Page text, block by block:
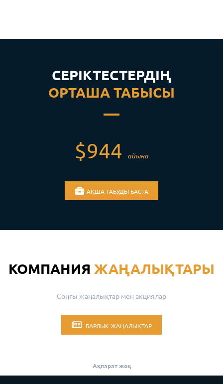
СЕРІКТЕСТЕРДІҢ
ОРТАША ТАБЫСЫ
$944 айына
АҚША ТАБУДЫ БАСТА
КОМПАНИЯ ЖАҢАЛЫҚТАРЫ
Соңғы жаңалықтар мен акциялар
БАРЛЫК ЖАҢАЛЫҚТАР
Ақпарат жоқ